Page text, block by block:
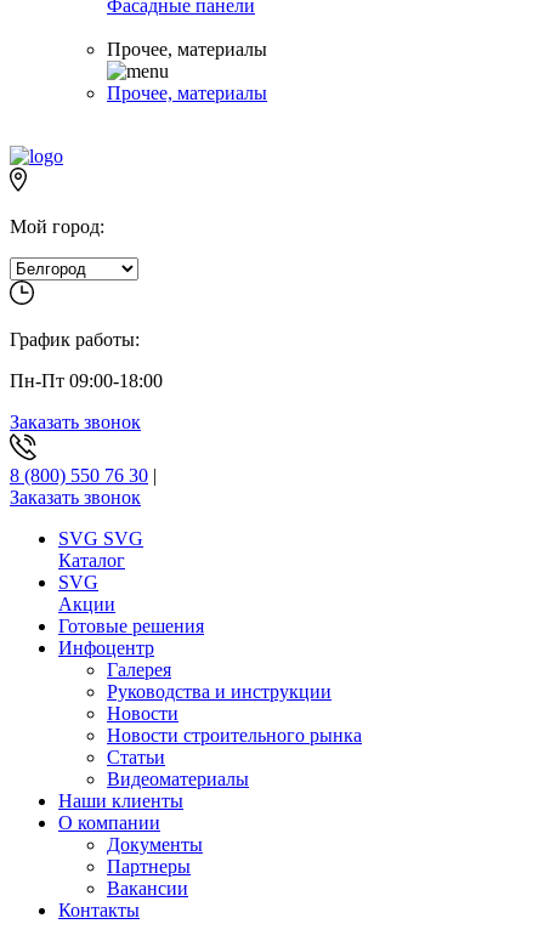
Фасадные панели
Прочее, материалы
Прочее, материалы
Мой город:
График работы:
Пн-Пт 09:00-18:00
Заказать звонок
8 (800) 550 76 30 |
Заказать звонок
SVG SVG
Каталог
SVG
Акции
Готовые решения
Инфоцентр
Галерея
Руководства и инструкции
Новости
Новости строительного рынка
Статьи
Видеоматериалы
Наши клиенты
О компании
Документы
Партнеры
Вакансии
Контакты